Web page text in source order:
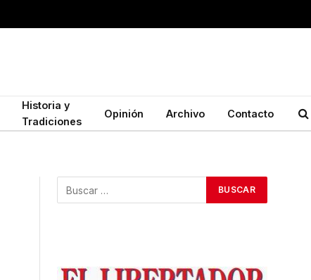
Historia y
Tradiciones
Opinión Archivo Contacto